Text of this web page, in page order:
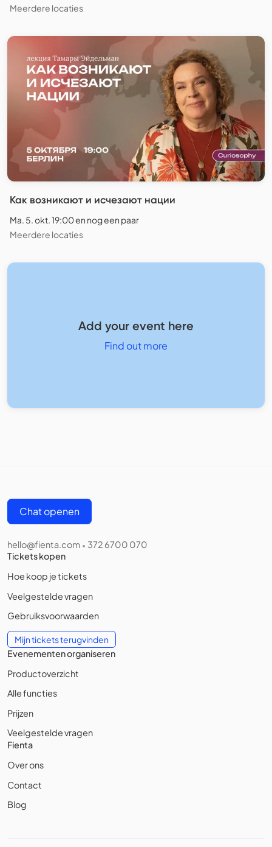
Meerdere locaties
Как возникают и исчезают нации
Ma. 5. okt. 19:00 en nog een paar
Meerdere locaties
Add your event here
Find out more
Chat openen
hello@fienta.com • 372 6700 070
Tickets kopen
Hoe koop je tickets
Veelgestelde vragen
Gebruiksvoorwaarden
Mijn tickets terugvinden
Evenementen organiseren
Productoverzicht
Alle functies
Prijzen
Veelgestelde vragen
Fienta
Over ons
Contact
Blog